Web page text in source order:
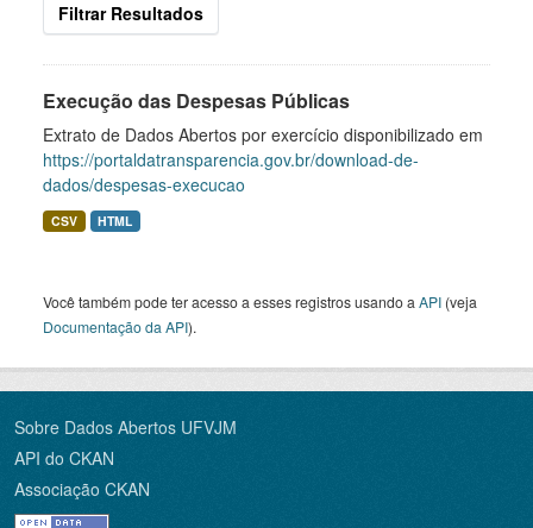
Filtrar Resultados
Execução das Despesas Públicas
Extrato de Dados Abertos por exercício disponibilizado em
https://portaldatransparencia.gov.br/download-de-
dados/despesas-execucao
CSV HTML
Você também pode ter acesso a esses registros usando a API (veja
Documentação da API).
Sobre Dados Abertos UFVJM
API do CKAN
Associação CKAN